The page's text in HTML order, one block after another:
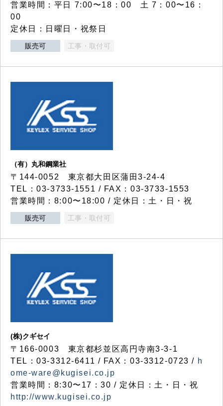
営業時間：平日 7:00〜18：00 土 7：00〜16：
00
定休日：日曜日・祝祭日
販売可 工事・取付可
（有）丸和鋼業社
〒144-0052 東京都大田区蒲田3-24-4
TEL：03-3733-1551 / FAX：03-3733-1553
営業時間：8:00〜18:00 / 定休日：土・日・祝
販売可 工事・取付可
(株)クギセイ
〒166-0003 東京都杉並区高円寺南3-3-1
TEL：03-3312-6411 / FAX：03-3312-0723 / h
ome-ware@kugisei.co.jp
営業時間：8:30〜17：30 / 定休日：土・日・祝
http://www.kugisei.co.jp